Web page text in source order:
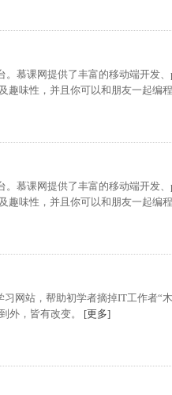
慕课网提供了丰富的移动端开发、
趣味性，并且你可以和朋友一起编程
慕课网提供了丰富的移动端开发、
趣味性，并且你可以和朋友一起编程
习网站，帮助初学者摘掉IT工作者“
外，皆有改变。 [更多]